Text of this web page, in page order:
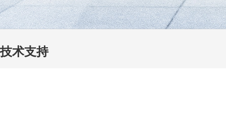
技术支持